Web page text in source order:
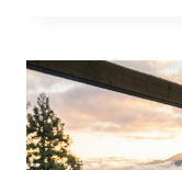
獎-
國
新
詩